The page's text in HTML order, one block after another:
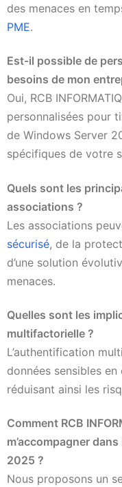
des menaces en
PME.
Est-il possible de
besoins de mon
Oui, RCB
personnalisées pour
de Windows Server
spécifiques de votre
Quels sont les
associations ?
Les associations
sécurisé, de la
d’une solution
menaces.
Quelles sont les
multifactorielle ?
L’authentification
données sensibles
réduisant ainsi les
Comment RCB
m’accompagner
2025 ?
Nous proposons un